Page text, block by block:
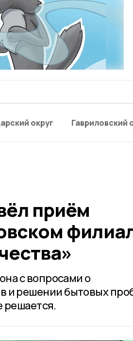
округ Гавриловский
приём
с вопросами о
и решении бытовых
решается.